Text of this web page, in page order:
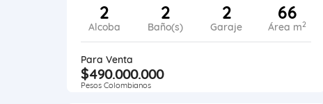
2
Alcoba
2
Baño(s)
2
Garaje
66
Área m2
Para Venta
$490.000.000
Pesos Colombianos